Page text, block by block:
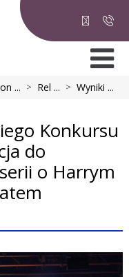
... > Rel ... > Wyniki ...
Konkursu
do
o Harrym